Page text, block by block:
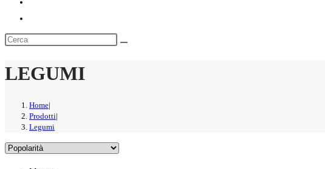
LEGUMI
Home|
Prodotti|
Legumi